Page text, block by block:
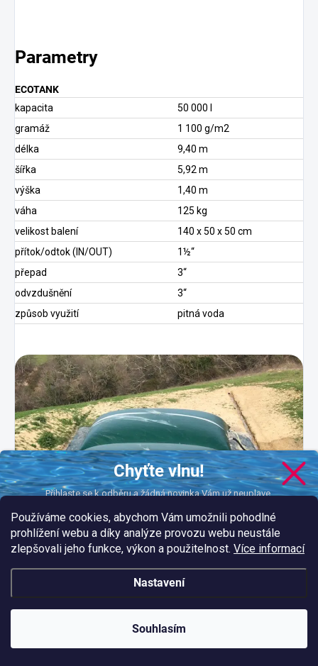
Používáme cookies, abychom Vám umožnili pohodlné
prohlížení webu a díky analýze provozu webu neustále
zlepšovali jeho funkce, výkon a použitelnost. Více informací
Nastavení
Souhlasím
Parametry
ECOTANK
kapacita
50 000 l
gramáž
1 100 g/m2
délka
9,40 m
šířka
5,92 m
výška
1,40 m
váha
125 kg
velikost balení
140 x 50 x 50 cm
přítok/odtok (IN/OUT)
1½“
přepad
3“
odvzdušnění
3“
způsob využití
pitná voda
NOVINKY
Chyťte vlnu!
Přihlaste se k odběru a žádná novinka Vám už neuplave.
CHCI DOSTÁVAT NOVINKY
Vložením e-mailu souhlasíte s našimi